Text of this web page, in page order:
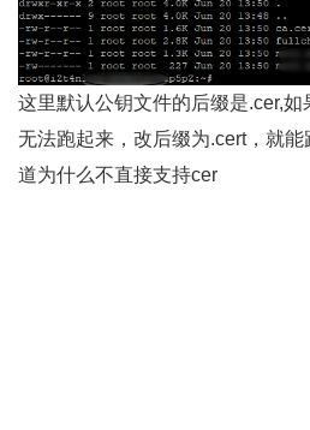
这里默认公钥文件的后缀是.cer,如
无法跑起来，改后缀为.cert，就
道为什么不直接支持cer